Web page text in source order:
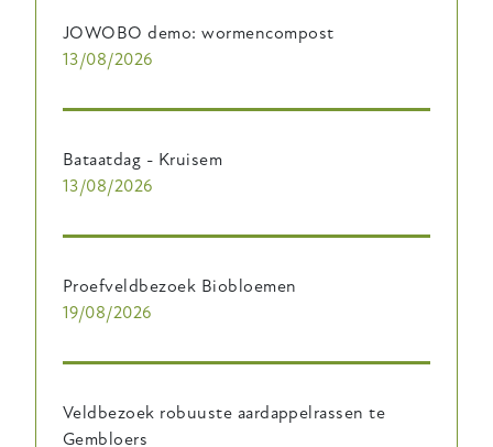
JOWOBO demo: wormencompost
13/08/2026
Bataatdag - Kruisem
13/08/2026
Proefveldbezoek Biobloemen
19/08/2026
Veldbezoek robuuste aardappelrassen te
Gembloers